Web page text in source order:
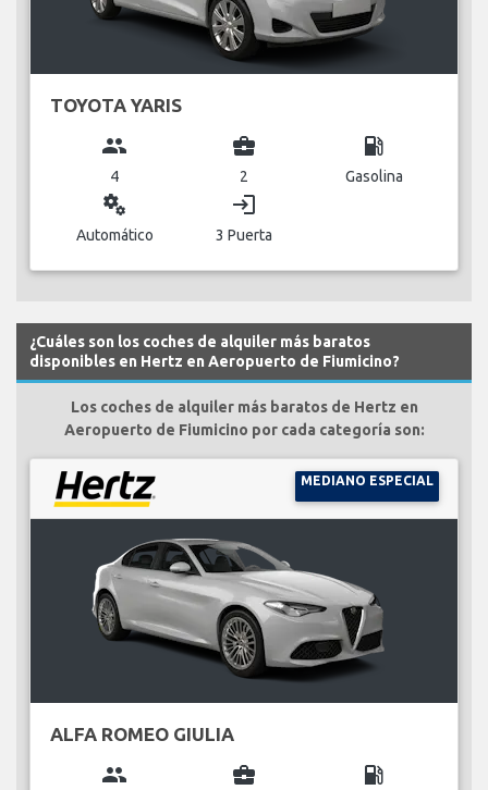
TOYOTA YARIS
group
4
business_center
2
local_gas_station
Gasolina
miscellaneous_services
Automático
login
3 Puerta
¿Cuáles son los coches de alquiler más baratos
disponibles en Hertz en Aeropuerto de Fiumicino?
Los coches de alquiler más baratos de Hertz en
Aeropuerto de Fiumicino por cada categoría son:
MEDIANO ESPECIAL
ALFA ROMEO GIULIA
group business_center local_gas_station